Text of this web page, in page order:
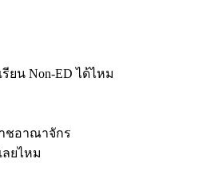
ยน Non-ED ได้ไหม
ชอาณาจักร
ยไหม